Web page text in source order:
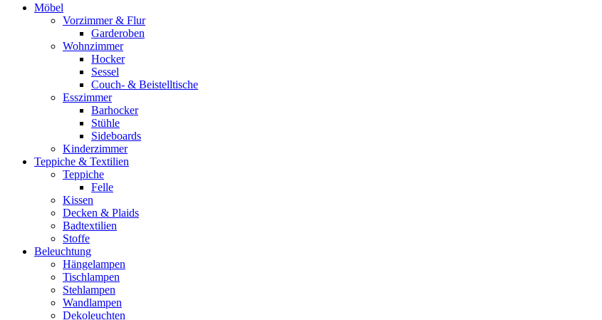
Möbel
Vorzimmer & Flur
Garderoben
Wohnzimmer
Hocker
Sessel
Couch- & Beistelltische
Esszimmer
Barhocker
Stühle
Sideboards
Kinderzimmer
Teppiche & Textilien
Teppiche
Felle
Kissen
Decken & Plaids
Badtextilien
Stoffe
Beleuchtung
Hängelampen
Tischlampen
Stehlampen
Wandlampen
Dekoleuchten